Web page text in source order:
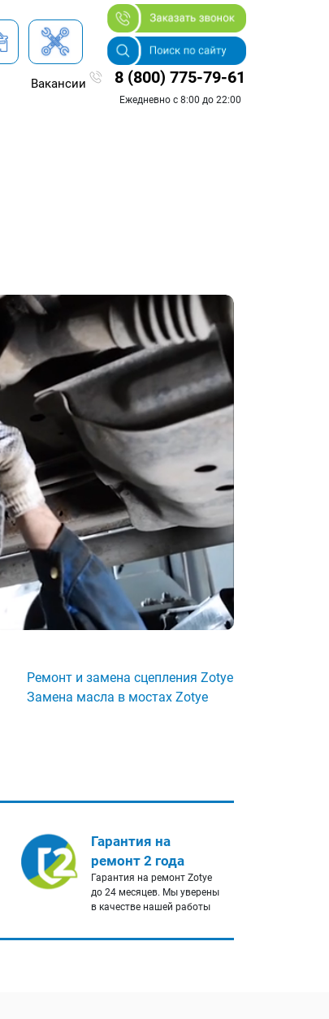
Вакансии 8 (800) 775-79-61
Ежедневно с 8:00 до 22:00
Ремонт и замена сцепления Zotye
Замена масла в мостах Zotye
Гарантия на
ремонт 2 года
Гарантия на ремонт Zotye
до 24 месяцев. Мы уверены
в качестве нашей работы